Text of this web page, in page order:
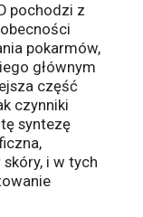
pochodzi z
pokarmów,
głównym
część
czynniki
syntezę
i w tych